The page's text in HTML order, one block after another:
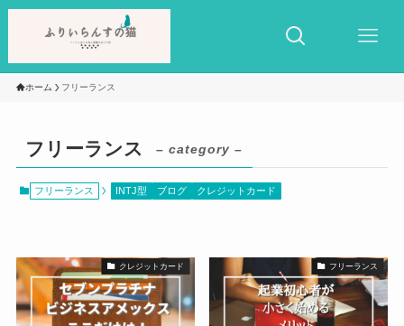
ホーム フリーランス
フリーランス – category –
フリーランス INTJ型 ブログ クレジットカード
クレジットカード フリーランス